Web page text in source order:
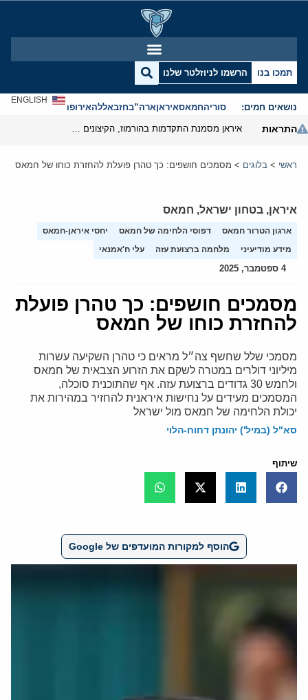
תמכו בנו הרשמו לניוזלטר שלנו
נושאים חמים: סוריהחמאסאיראןארה”בחזבאללהאירופהאנטישמיות
ENGLISH
התראות
ראשי > בלוגים > מסמכים חושפים: כך טהרן פועלת להחזרת כוחו של חמאס
איראן, בטחון ישראל, חמאס
ארגון הטרור חמאס דפוסי הלחימה של חמאס
יחסי איראן-חמאס
מידע מודיעיני
מלחמה ברצועת עזה עלי ח'אמנאי
4 ספטמבר, 2025
מסמכים חושפים: כך טהרן פועלת
להחזרת כוחו של חמאס
מסמכי שלל שחשף צה״ל מראים כי טהרן השקיעה עשרות
מיליוני דולרים במטרה לשקם את הזרוע הצבאית של חמאס
ולחמש 30 גדודים ברצועת עזה. אף שהתוכנית סוכלה,
המסמכים מעידים על נחישות איראנית להחזיר במהירות את
יכולת הלחימה של חמאס מול ישראל
סא"ל (במיל') יהונתן דחוח-הלוי
שיתוף
הוסף למקורות המועדפים של Google